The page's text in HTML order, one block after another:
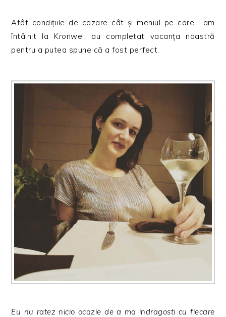
Atât condițiile de cazare cât și meniul pe care l-am
întâlnit la Kronwell au completat vacanța noastră
pentru a putea spune că a fost perfect.
Eu nu ratez nicio ocazie de a ma indragosti cu fiecare